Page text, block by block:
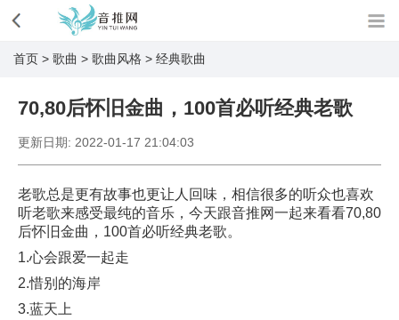
首页 > 歌曲 > 歌曲风格 > 经典歌曲
70,80后怀旧金曲，100首必听经典老歌
更新日期: 2022-01-17 21:04:03
老歌总是更有故事也更让人回味，相信很多的听众也喜欢
听老歌来感受最纯的音乐，今天跟音推网一起来看看70,80
后怀旧金曲，100首必听经典老歌。
1.心会跟爱一起走
2.惜别的海岸
3.蓝天上